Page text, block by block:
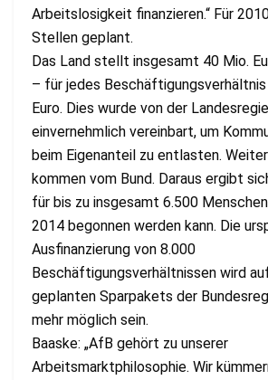
Arbeitslosigkeit finanzieren.“ Für
Stellen geplant.
Das Land stellt insgesamt 40 Mio.
– für jedes
Euro. Dies wurde von der
einvernehmlich vereinbart, um
beim Eigenanteil zu entlasten.
kommen vom Bund. Daraus ergibt
für bis zu insgesamt 6.500
2014 begonnen werden kann. Die
Ausfinanzierung von 8.000
Beschäftigungsverhältnissen wird
geplanten Sparpakets der
mehr möglich sein.
Baaske: „AfB gehört zu unserer
Arbeitsmarktphilosophie. Wir